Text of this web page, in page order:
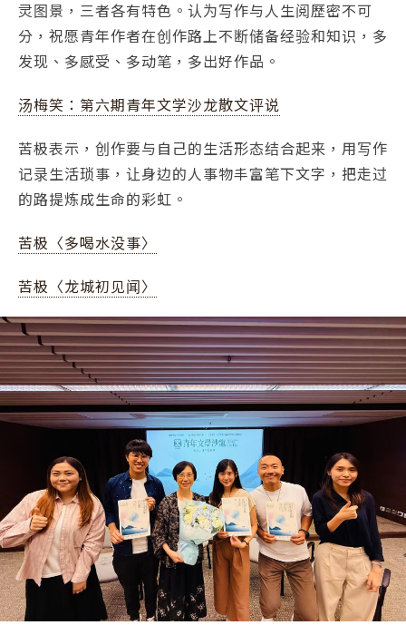
灵图景，三者各有特色。认为写作与人生阅歷密不可
分，祝愿青年作者在创作路上不断储备经验和知识，多
发现、多感受、多动笔，多出好作品。
汤梅笑：第六期青年文学沙龙散文评说
苦极表示，创作要与自己的生活形态结合起来，用写作
记录生活琐事，让身边的人事物丰富笔下文字，把走过
的路提炼成生命的彩虹。
苦极〈多喝水没事〉
苦极〈龙城初见闻〉